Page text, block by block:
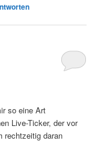
so eine Art
Live-Ticker, der vor
rechtzeitig daran